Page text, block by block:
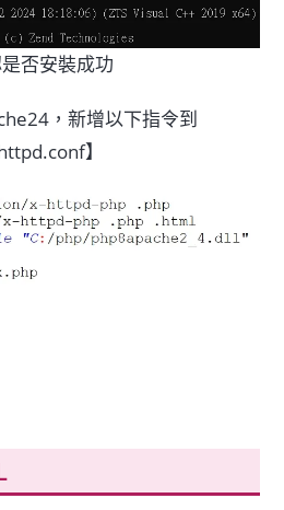
否安裝成功
，新增以下指令到
】